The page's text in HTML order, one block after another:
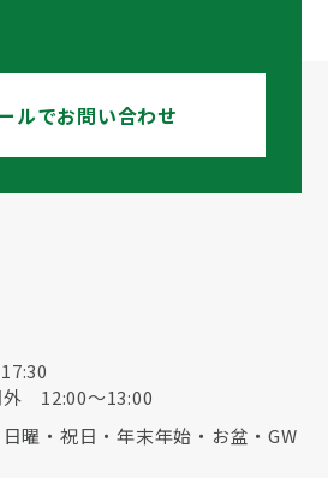
ルでお問い合わせ
12:00～13:00
曜・祝日・年末年始・お盆・GW